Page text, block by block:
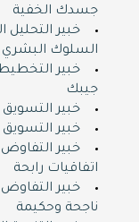
جسدك الخفية
السلوك البشري
خبير
جيبك
خبير التسويق
خبير التسويق
خبير
اتفاقيات رابحة
خبير
ناجحة وحكيمة